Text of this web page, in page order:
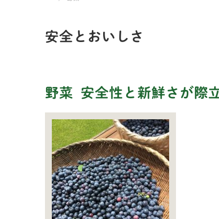
安全とおいしさ
野菜 安全性と新鮮さが際